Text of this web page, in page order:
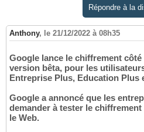
Répondre à la
Anthony, le 21/12/2022 à 08h35
Google lance le chiffrement
version bêta, pour les
Entreprise Plus, Education Plus
Google a annoncé que les
demander à tester le
le Web.